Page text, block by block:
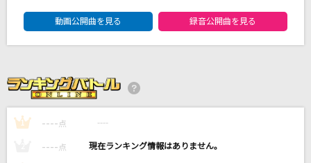
Get Along Together
久保田利伸
866
DAM★ともボーカルエントリーランキング
動画公開曲を見る
録音公開曲を見る
1 ---- 点 ----
---- 点 ----